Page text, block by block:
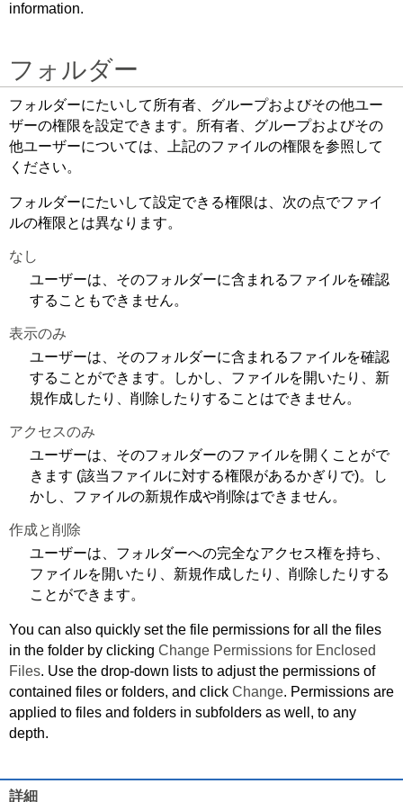
information.
フォルダー
フォルダーにたいして所有者、グループおよびその他ユー
ザーの権限を設定できます。所有者、グループおよびその
他ユーザーについては、上記のファイルの権限を参照して
ください。
フォルダーにたいして設定できる権限は、次の点でファイ
ルの権限とは異なります。
なし
ユーザーは、そのフォルダーに含まれるファイルを確認
することもできません。
表示のみ
ユーザーは、そのフォルダーに含まれるファイルを確認
することができます。しかし、ファイルを開いたり、新
規作成したり、削除したりすることはできません。
アクセスのみ
ユーザーは、そのフォルダーのファイルを開くことがで
きます (該当ファイルに対する権限があるかぎりで)。し
かし、ファイルの新規作成や削除はできません。
作成と削除
ユーザーは、フォルダーへの完全なアクセス権を持ち、
ファイルを開いたり、新規作成したり、削除したりする
ことができます。
You can also quickly set the file permissions for all the files
in the folder by clicking Change Permissions for Enclosed
Files. Use the drop-down lists to adjust the permissions of
contained files or folders, and click Change. Permissions are
applied to files and folders in subfolders as well, to any
depth.
詳細